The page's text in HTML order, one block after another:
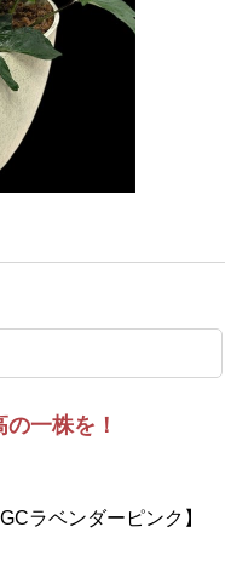
一株を！
ラベンダーピンク】